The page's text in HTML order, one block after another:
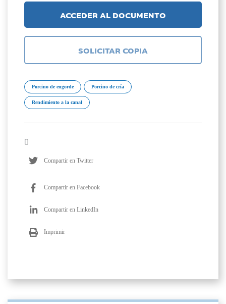
ACCEDER AL DOCUMENTO
SOLICITAR COPIA
Porcino de engorde Porcino de cría
Rendimiento a la canal
Compartir en Twitter
Compartir en Facebook
Compartir en LinkedIn
Imprimir